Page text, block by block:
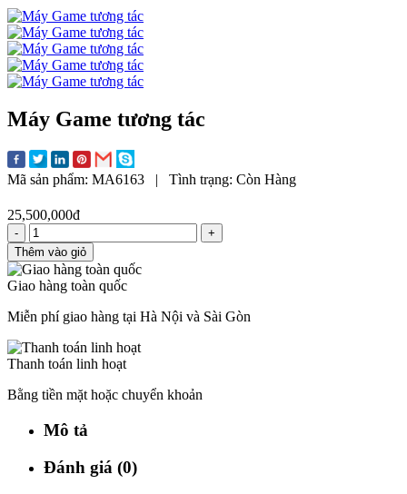
Máy Game tương tác
Mã sản phẩm: MA6163 | Tình trạng: Còn Hàng
25,500,000đ
-
+
Thêm vào giỏ
Giao hàng toàn quốc
Miễn phí giao hàng tại Hà Nội và Sài Gòn
Thanh toán linh hoạt
Bằng tiền mặt hoặc chuyển khoản
Mô tả
Đánh giá (0)